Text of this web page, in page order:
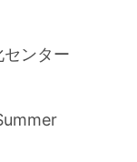
ンター